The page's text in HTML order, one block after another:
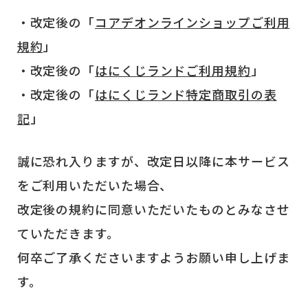
・改定後の「コアデオンラインショップご利用
規約 」
・改定後の「はにくじランドご利用規約 」
・改定後の「はにくじランド特定商取引の表
記 」
誠に恐れ入りますが、改定日以降に本サービス
をご利用いただいた場合、
改定後の規約に同意いただいたものとみなさせ
ていただきます。
何卒ご了承くださいますようお願い申し上げま
す。